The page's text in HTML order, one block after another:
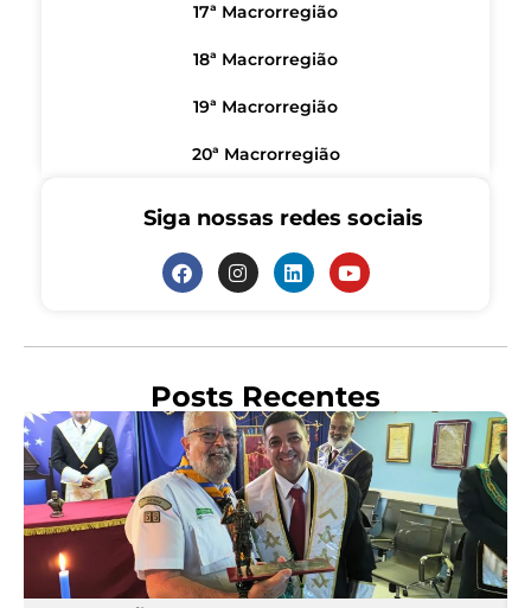
17ª Macrorregião
18ª Macrorregião
19ª Macrorregião
20ª Macrorregião
Siga nossas redes sociais
Posts Recentes